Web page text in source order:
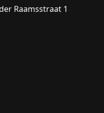
Raamsstraat 1